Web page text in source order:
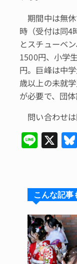
期間中は無
時（受付は同4
とスチューベ
1500円、小学
円。巨峰は中
歳以上の未就
が必要で、団体
問い合わせは
Li
n
X
こんな記事